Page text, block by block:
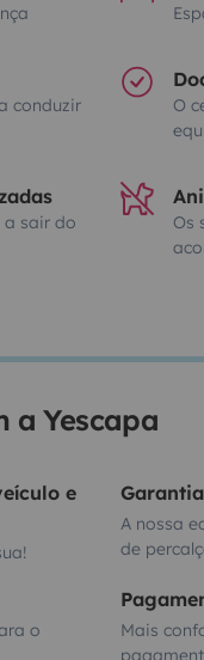
conduzir
O
a sair do
Os
a Yescapa
e
A nossa
de
o
Mais